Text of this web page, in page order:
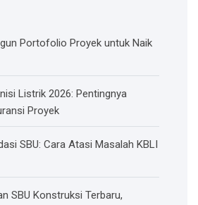
Portofolio Proyek untuk Naik
Listrik 2026: Pentingnya
Proyek
SBU: Cara Atasi Masalah KBLI
SBU Konstruksi Terbaru,